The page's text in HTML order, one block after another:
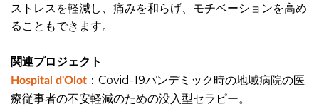
ストレスを軽減し、痛みを和らげ、モチベーションを高め
ることもできます。
関連プロジェクト
Hospital d'Olot ：Covid-19パンデミック時の地域病院の医
療従事者の不安軽減のための没入型セラピー。